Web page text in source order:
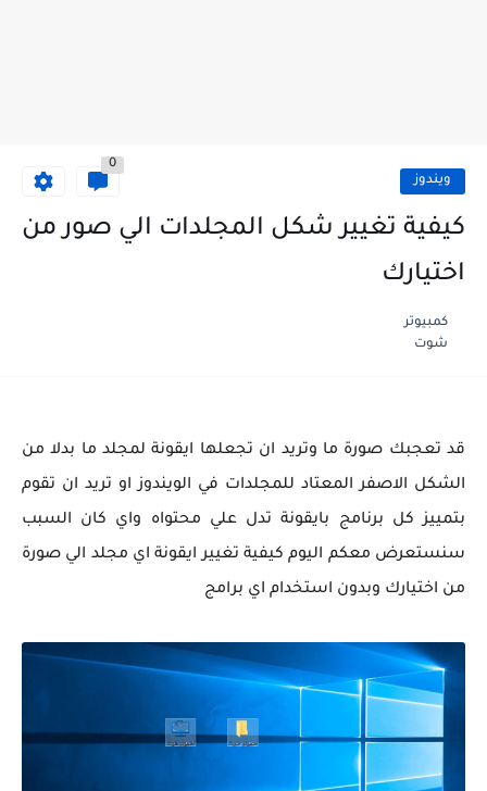
ويندوز
0
كيفية تغيير شكل المجلدات الي صور من
اختيارك
كمبيوتر
شوت
قد تعجبك صورة ما وتريد ان تجعلها ايقونة لمجلد ما بدلا من
الشكل الاصفر المعتاد للمجلدات في الويندوز او تريد ان تقوم
بتمييز كل برنامج بايقونة تدل علي محتواه واي كان السبب
سنستعرض معكم اليوم كيفية تغيير ايقونة اي مجلد الي صورة
من اختيارك وبدون استخدام اي برامج